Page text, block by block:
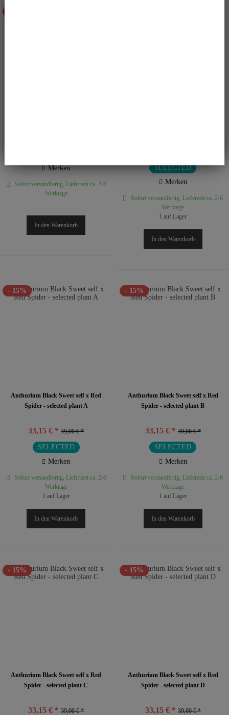
Merken
Sofort versandfertig, Lieferzeit ca. 2-6
Werktage
In den Warenkorb
SELECTED
Merken
Sofort versandfertig, Lieferzeit ca. 2-6
Werktage
1 auf Lager
In den Warenkorb
- 15%
Anthurium Black Sweet self x Red
Spider - selected plant A
33,15 € * 39,00 € *
SELECTED
Merken
Sofort versandfertig, Lieferzeit ca. 2-6
Werktage
1 auf Lager
In den Warenkorb
- 15%
Anthurium Black Sweet self x Red
Spider - selected plant B
33,15 € * 39,00 € *
SELECTED
Merken
Sofort versandfertig, Lieferzeit ca. 2-6
Werktage
1 auf Lager
In den Warenkorb
- 15%
Anthurium Black Sweet self x Red
Spider - selected plant C
33,15 € * 39,00 € *
- 15%
Anthurium Black Sweet self x Red
Spider - selected plant D
33,15 € * 39,00 € *